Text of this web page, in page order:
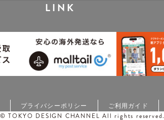
LINK
プライバシーポリシー ご利用ガイド
TOKYO DESIGN CHANNEL All rights reserved.